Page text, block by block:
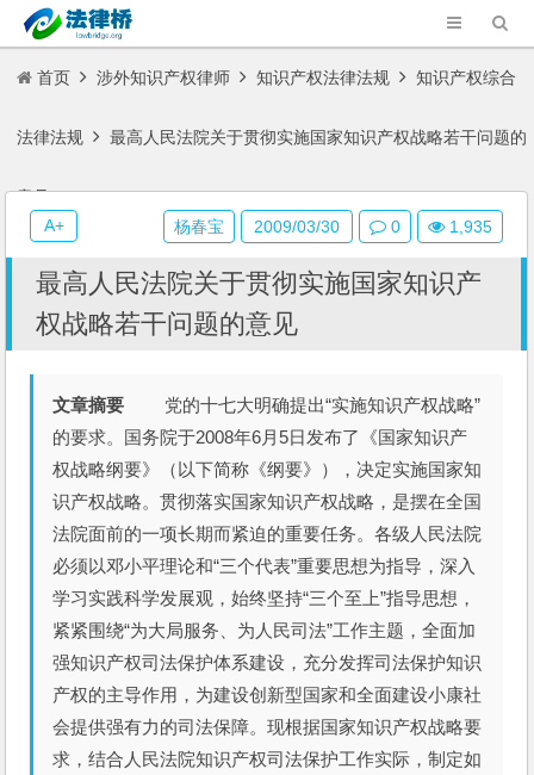
首页 涉外知识产权律师 知识产权法律法规 知识产权综合
法律法规 最高人民法院关于贯彻实施国家知识产权战略若干问题的
意见
最高人民法院关于贯彻实施国家知识产
权战略若干问题的意见
文章摘要 党的十七大明确提出“实施知识产权战略”
的要求。国务院于2008年6月5日发布了《国家知识产
权战略纲要》（以下简称《纲要》），决定实施国家知
识产权战略。贯彻落实国家知识产权战略，是摆在全国
法院面前的一项长期而紧迫的重要任务。各级人民法院
必须以邓小平理论和“三个代表”重要思想为指导，深入
学习实践科学发展观，始终坚持“三个至上”指导思想，
紧紧围绕“为大局服务、为人民司法”工作主题，全面加
强知识产权司法保护体系建设，充分发挥司法保护知识
产权的主导作用，为建设创新型国家和全面建设小康社
会提供强有力的司法保障。现根据国家知识产权战略要
求，结合人民法院知识产权司法保护工作实际，制定如
杨春宝 2009/03/30 0 1,935
A+